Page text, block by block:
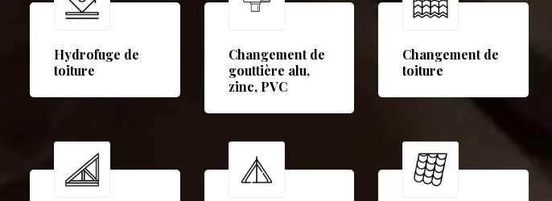
Hydrofuge de
toiture
Changement de
gouttière alu,
zinc, PVC
Changement de
toiture